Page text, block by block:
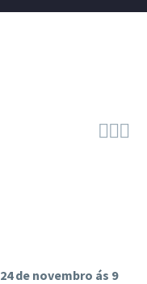

24 de novembro ás 9